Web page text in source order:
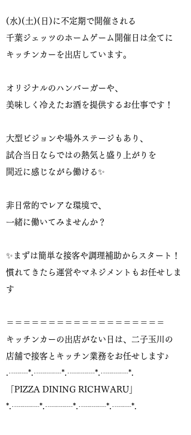
(水)(土)(日)に不定期で開催される
千葉ジェッツのホームゲーム開催日は全てに
キッチンカーを出店しています。
オリジナルのハンバーガーや、
美味しく冷えたお酒を提供するお仕事です！
大型ビジョンや場外ステージもあり、
試合当日ならではの熱気と盛り上がりを
間近に感じながら働ける✨
非日常的でレアな環境で、
一緒に働いてみませんか？
✨まずは簡単な接客や調理補助からスタート！
慣れてきたら運営やマネジメントもお任せしま
す
＝＝＝＝＝＝＝＝＝＝＝＝＝＝＝＝＝＝＝
キッチンカーの出店がない日は、二子玉川の
店舗で接客とキッチン業務をお任せします♪
.·┈┈*.·┈┈┈*.·┈┈┈*.·┈┈┈*.
「PIZZA DINING RICHWARU」
*.·┈┈┈*.·┈┈┈*.·┈┈┈*.·┈┈*.